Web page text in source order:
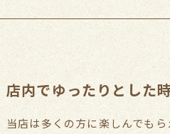
店内でゆったりとした
当店は多くの方に楽しんでも